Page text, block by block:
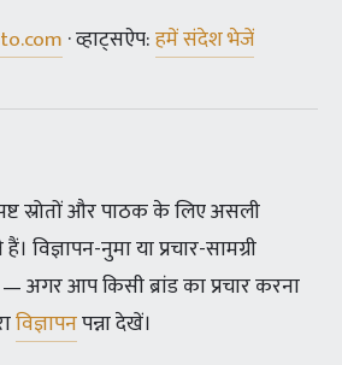
· व्हाट्सऐप:हमें संदेश भेजें
स्रोतों और पाठक के लिए असली
विज्ञापन-नुमा या प्रचार-सामग्री
अगर आप किसी ब्रांड का प्रचार करना
विज्ञापनपन्ना देखें।